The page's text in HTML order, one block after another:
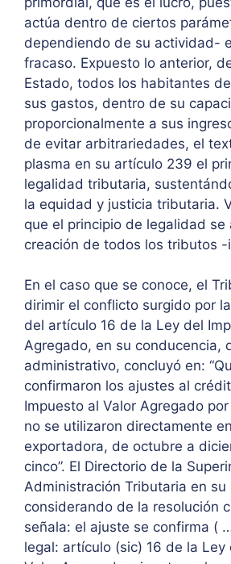
actúa dentro de ciertos
dependiendo de su actividad-
fracaso. Expuesto lo anterior,
Estado, todos los habitantes
sus gastos, dentro de su
proporcionalmente a sus
de evitar arbitrariedades, el
plasma en su artículo 239 el
legalidad tributaria,
la equidad y justicia tributaria.
que el principio de legalidad se
creación de todos los tributos
En el caso que se conoce, el
dirimir el conflicto surgido por
del artículo 16 de la Ley del
Agregado, en su conducencia,
administrativo, concluyó en:
confirmaron los ajustes al
Impuesto al Valor Agregado
no se utilizaron directamente
exportadora, de octubre a
cinco”. El Directorio de la
Administración Tributaria en su
considerando de la resolución
señala: el ajuste se confirma (
legal: artículo (sic) 16 de la Ley